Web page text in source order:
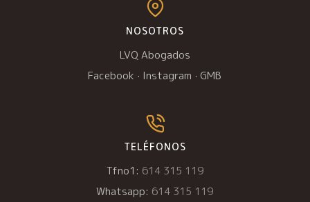
NOSOTROS
LVQ Abogados
Facebook · Instagram · GMB
TELÉFONOS
Tfno1: 614 315 119
Whatsapp: 614 315 119